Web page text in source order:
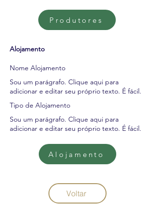
Produtores
Alojamento
Nome Alojamento
Sou um parágrafo. Clique aqui para
adicionar e editar seu próprio texto. É fácil.
Tipo de Alojamento
Sou um parágrafo. Clique aqui para
adicionar e editar seu próprio texto. É fácil.
Alojamento
Voltar